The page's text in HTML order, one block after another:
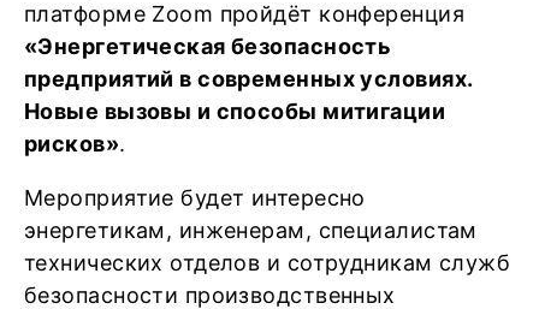
платформе Zoom пройдёт конференция
«Энергетическая безопасность
предприятий в современных условиях.
Новые вызовы и способы митигации
рисков».
Мероприятие будет интересно
энергетикам, инженерам, специалистам
технических отделов и сотрудникам служб
безопасности производственных